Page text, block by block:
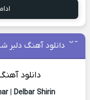
دانلود آهنگ دلبر
دانلود
| Delbar Shirin